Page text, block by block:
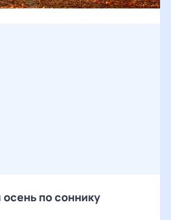
по соннику